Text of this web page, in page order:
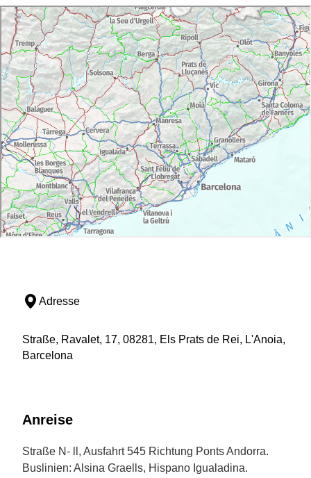
Adresse
Straße, Ravalet, 17, 08281, Els Prats de Rei, L'Anoia,
Barcelona
Anreise
Straße N- ll, Ausfahrt 545 Richtung Ponts Andorra.
Buslinien: Alsina Graells, Hispano Igualadina.